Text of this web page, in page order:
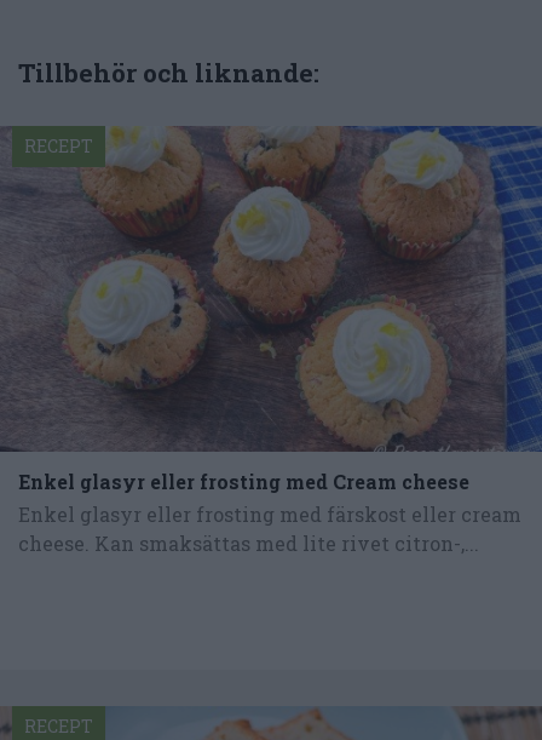
Tillbehör och liknande:
Enkel glasyr eller frosting med Cream cheese
Enkel glasyr eller frosting med färskost eller cream
cheese. Kan smaksättas med lite rivet citron-,...
RECEPT
RECEPT